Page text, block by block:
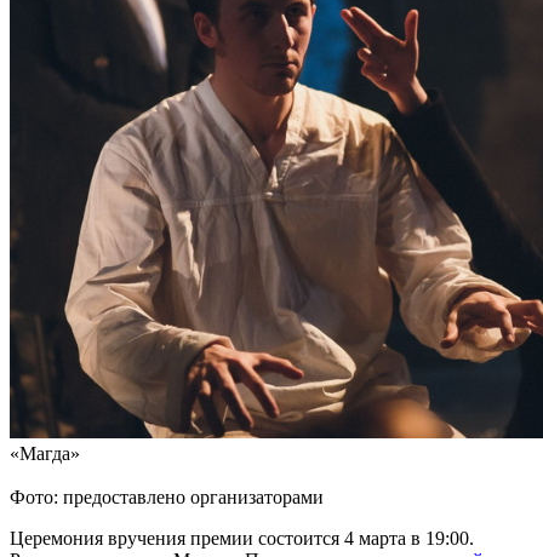
«Магда»
Фото: предоставлено организаторами
Церемония вручения премии состоится 4 марта в 19:00.